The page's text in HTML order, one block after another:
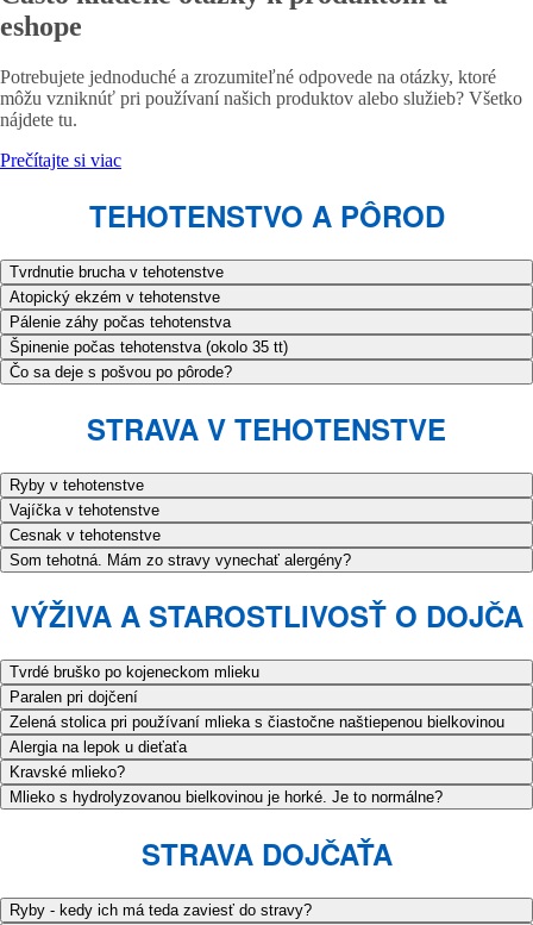
eshope
Potrebujete jednoduché a zrozumiteľné odpovede na otázky, ktoré
môžu vzniknúť pri používaní našich produktov alebo služieb? Všetko
nájdete tu.
Prečítajte si viac
TEHOTENSTVO A PÔROD
Tvrdnutie brucha v tehotenstve
Atopický ekzém v tehotenstve
Pálenie záhy počas tehotenstva
Špinenie počas tehotenstva (okolo 35 tt)
Čo sa deje s pošvou po pôrode?
STRAVA V TEHOTENSTVE
Ryby v tehotenstve
Vajíčka v tehotenstve
Cesnak v tehotenstve
Som tehotná. Mám zo stravy vynechať alergény?
VÝŽIVA A STAROSTLIVOSŤ O DOJČA
Tvrdé bruško po kojeneckom mlieku
Paralen pri dojčení
Zelená stolica pri používaní mlieka s čiastočne naštiepenou bielkovinou
Alergia na lepok u dieťaťa
Kravské mlieko?
Mlieko s hydrolyzovanou bielkovinou je horké. Je to normálne?
STRAVA DOJČAŤA
Ryby - kedy ich má teda zaviesť do stravy?